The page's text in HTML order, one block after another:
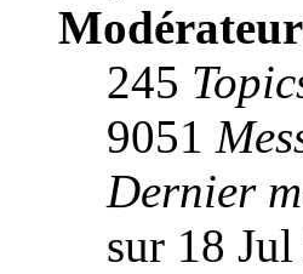
245
9051
Dernier
sur 18